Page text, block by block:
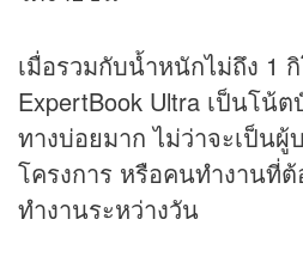
เมื่อรวมกับน้ำหนักไม่ถึง 1
ExpertBook Ultra เป็นโน้
ทางบ่อยมาก ไม่ว่าจะเป็นผู้
โครงการ หรือคนทำงานที่
ทำงานระหว่างวัน